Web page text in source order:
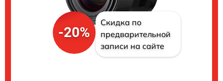
-20%
Скидка по
предварительной
записи на сайте